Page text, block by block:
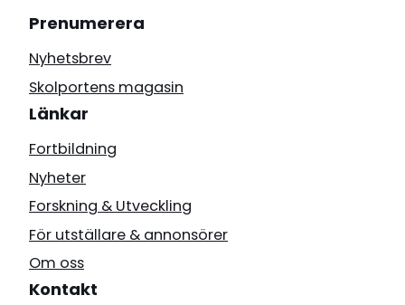
Prenumerera
Nyhetsbrev
Skolportens magasin
Länkar
Fortbildning
Nyheter
Forskning & Utveckling
För utställare & annonsörer
Om oss
Kontakt